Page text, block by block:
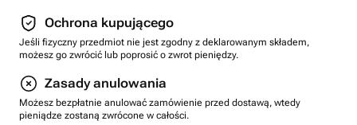
Ochrona kupującego
Jeśli fizyczny przedmiot nie jest zgodny z deklarowanym składem,
możesz go zwrócić lub poprosić o zwrot pieniędzy.
Zasady anulowania
Możesz bezpłatnie anulować zamówienie przed dostawą, wtedy
pieniądze zostaną zwrócone w całości.